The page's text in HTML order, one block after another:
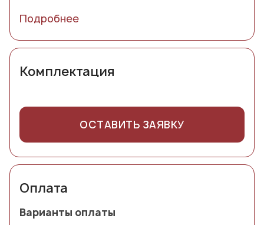
Подробнее
Комплектация
ОСТАВИТЬ ЗАЯВКУ
Оплата
Варианты оплаты